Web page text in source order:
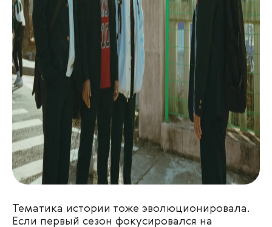
Тематика истории тоже эволюционировала.
Если первый сезон фокусировался на